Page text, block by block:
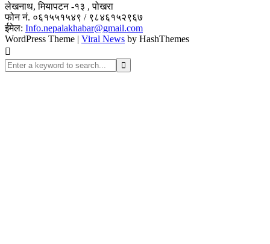
लेखनाथ, मियापटन -१३ , पोखरा
फोन नं. ०६१५५१५४९ / ९८४६१५२९६७
ईमेल: Info.nepalakhabar@gmail.com
WordPress Theme | Viral News by HashThemes